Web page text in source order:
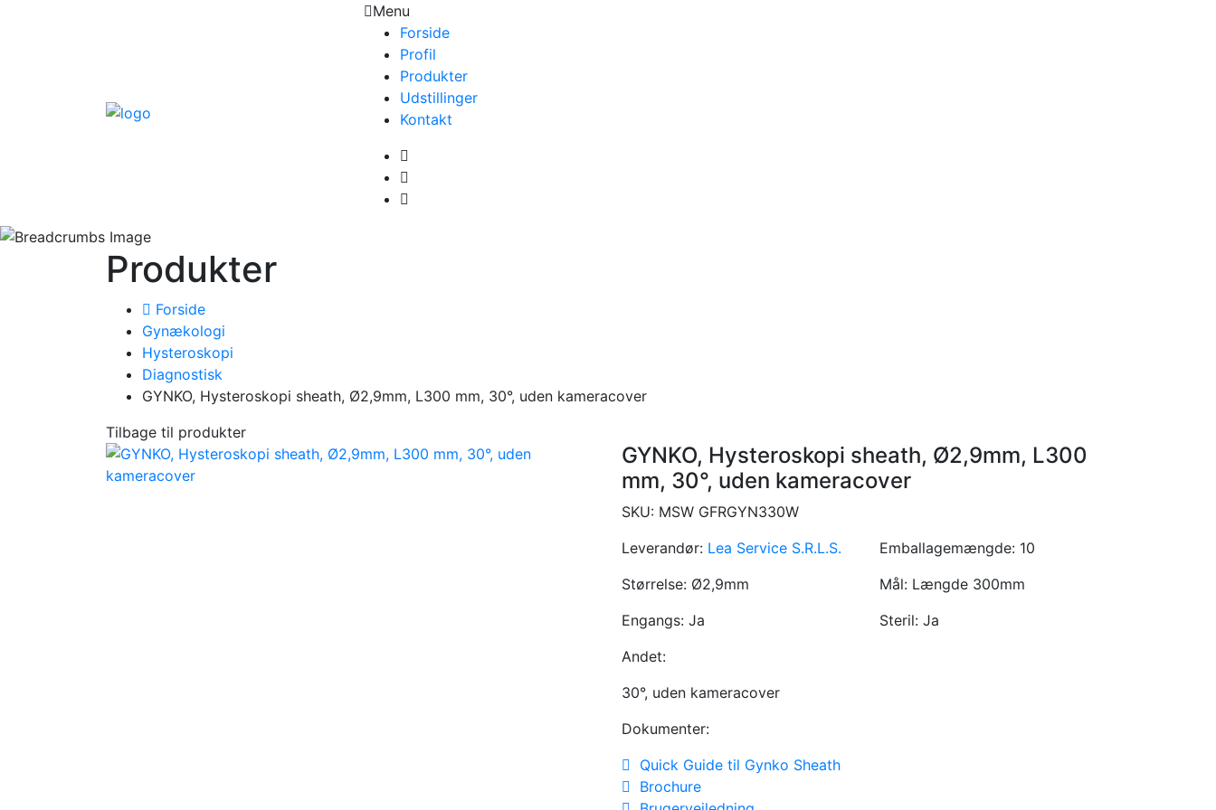
Menu
Forside
Profil
Produkter
Udstillinger
Kontakt
Produkter
Forside
Gynækologi
Hysteroskopi
Diagnostisk
GYNKO, Hysteroskopi sheath, Ø2,9mm, L300 mm, 30°, uden kameracover
Tilbage til produkter
GYNKO, Hysteroskopi sheath, Ø2,9mm, L300
mm, 30°, uden kameracover
SKU: MSW GFRGYN330W
Leverandør: Lea Service S.R.L.S. Emballagemængde: 10
Størrelse: Ø2,9mm Mål: Længde 300mm
Engangs: Ja Steril: Ja
Andet:
30°, uden kameracover
Dokumenter:
Quick Guide til Gynko Sheath
Brochure